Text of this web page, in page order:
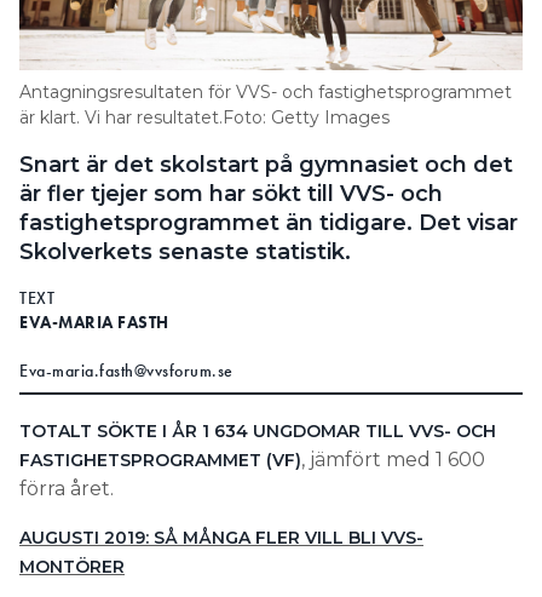
Om tidningen
Kontakt
Information om GDPR
Search for:
Antagningsresultaten för VVS- och fastighetsprogrammet
är klart. Vi har resultatet.Foto: Getty Images
Snart är det skolstart på gymnasiet och det
är fler tjejer som har sökt till VVS- och
fastighetsprogrammet än tidigare. Det visar
Skolverkets senaste statistik.
TEXT
EVA-MARIA FASTH
Eva-maria.fasth@vvsforum.se
TOTALT SÖKTE I ÅR 1 634 UNGDOMAR TILL VVS- OCH
FASTIGHETSPROGRAMMET (VF), jämfört med 1 600
förra året.
AUGUSTI 2019: SÅ MÅNGA FLER VILL BLI VVS-
MONTÖRER